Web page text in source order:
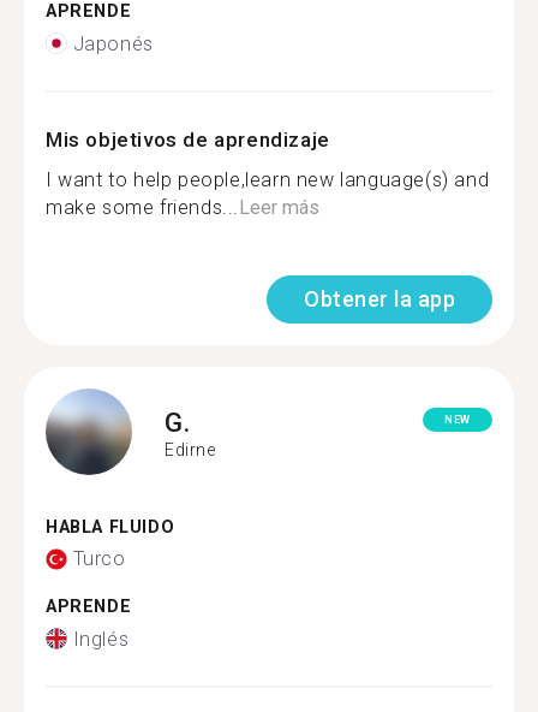
APRENDE
Japonés
Mis objetivos de aprendizaje
I want to help people,learn new language(s) and
make some friends... Leer más
Obtener la app
G.
Edirne
NEW
HABLA FLUIDO
Turco
APRENDE
Inglés